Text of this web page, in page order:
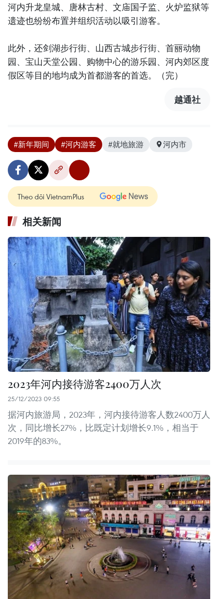
河内升龙皇城、唐林古村、文庙国子监、火炉监狱等
遗迹也纷纷布置并组织活动以吸引游客。
此外，还剑湖步行街、山西古城步行街、首丽动物
园、宝山天堂公园、购物中心的游乐园、河内郊区度
假区等目的地均成为首都游客的首选。（完）
越通社
#新年期间 #河内游客 #就地旅游 河内市
Theo dõi VietnamPlus
相关新闻
2023年河内接待游客2400万人次
25/12/2023 09:55
据河内旅游局，2023年，河内接待游客人数2400万人
次，同比增长27%，比既定计划增长9.1%，相当于
2019年的83%。